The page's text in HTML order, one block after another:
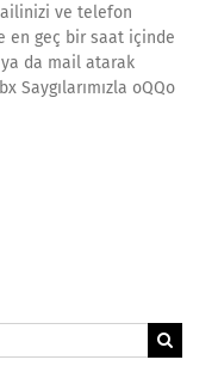
ve telefon
en geç bir saat içinde
da mail atarak
Saygılarımızla oQQo